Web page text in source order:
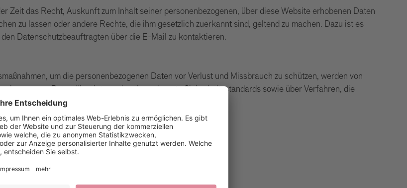
das Recht, Auskunft zum Inhalt seiner personenbezogenen, über diese Website erhobenen Daten
zu lassen oder andere Rechte, die ihm gesetzlich zuerkannt sind, geltend zu machen. Dazu ist es
Datenschutzbeauftragten über die E-Mail zu kontaktieren.
um die personenbezogenen Daten vor Verlust und Missbrauch zu schützen, werden von
Daten über international anerkannte Sicherheitsstandards sowie über Verfahren, die